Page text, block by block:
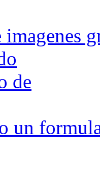
imagenes
un